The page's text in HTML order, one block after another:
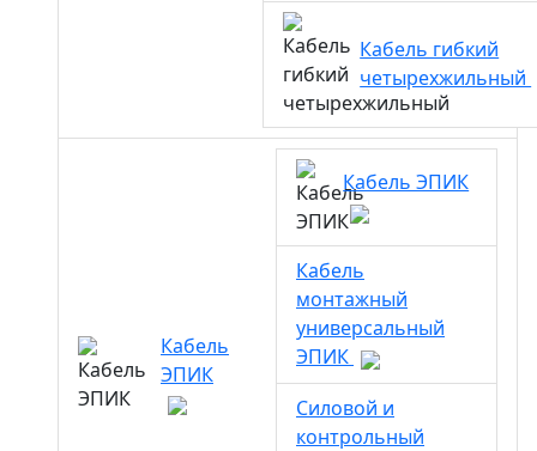
Кабель гибкий
четырехжильный
Кабель
ЭПИК
Кабель ЭПИК
Кабель
монтажный
универсальный
ЭПИК
Силовой и
контрольный